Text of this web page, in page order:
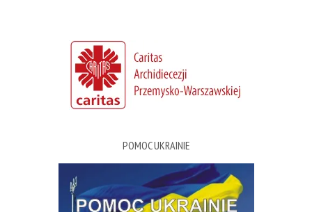
POMOC UKRAINIE